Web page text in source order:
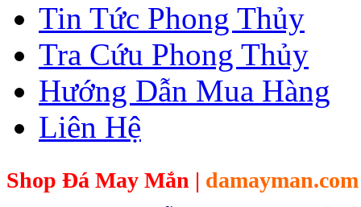
Tin Tức Phong Thủy
Tra Cứu Phong Thủy
Hướng Dẫn Mua Hàng
Liên Hệ
Shop Đá May Mắn | damayman.com